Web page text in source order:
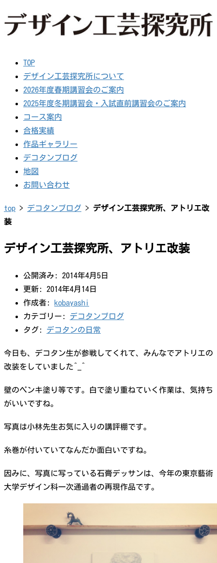
TOP
デザイン工芸探究所について
2026年度春期講習会のご案内
2025年度冬期講習会・入試直前講習会のご案内
コース案内
合格実績
作品ギャラリー
デコタンブログ
地図
お問い合わせ
top > デコタンブログ > デザイン工芸探究所、アトリエ改
装
デザイン工芸探究所、アトリエ改装
公開済み: 2014年4月5日
更新: 2014年4月14日
作成者: kobayashi
カテゴリー: デコタンブログ
タグ: デコタンの日常
今日も、デコタン生が参戦してくれて、みんなでアトリエの
改装をしていました^_^
壁のペンキ塗り等です。白で塗り重ねていく作業は、気持ち
がいいですね。
写真は小林先生お気に入りの講評棚です。
糸巻が付いていてなんだか面白いですね。
因みに、写真に写っている石膏デッサンは、今年の東京藝術
大学デザイン科一次通過者の再現作品です。